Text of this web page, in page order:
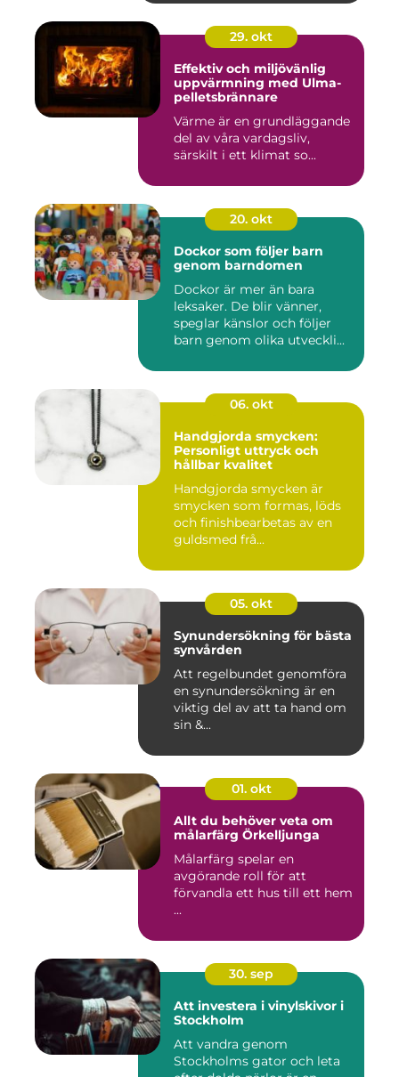
29. okt
Effektiv och miljövänlig
uppvärmning med Ulma-
pelletsbrännare
Värme är en grundläggande
del av våra vardagsliv,
särskilt i ett klimat so...
20. okt
Dockor som följer barn
genom barndomen
Dockor är mer än bara
leksaker. De blir vänner,
speglar känslor och följer
barn genom olika utveckli...
06. okt
Handgjorda smycken:
Personligt uttryck och
hållbar kvalitet
Handgjorda smycken är
smycken som formas, löds
och finishbearbetas av en
guldsmed frå...
05. okt
Synundersökning för bästa
synvården
Att regelbundet genomföra
en synundersökning är en
viktig del av att ta hand om
sin &...
01. okt
Allt du behöver veta om
målarfärg Örkelljunga
Målarfärg spelar en
avgörande roll för att
förvandla ett hus till ett hem
...
30. sep
Att investera i vinylskivor i
Stockholm
Att vandra genom
Stockholms gator och leta